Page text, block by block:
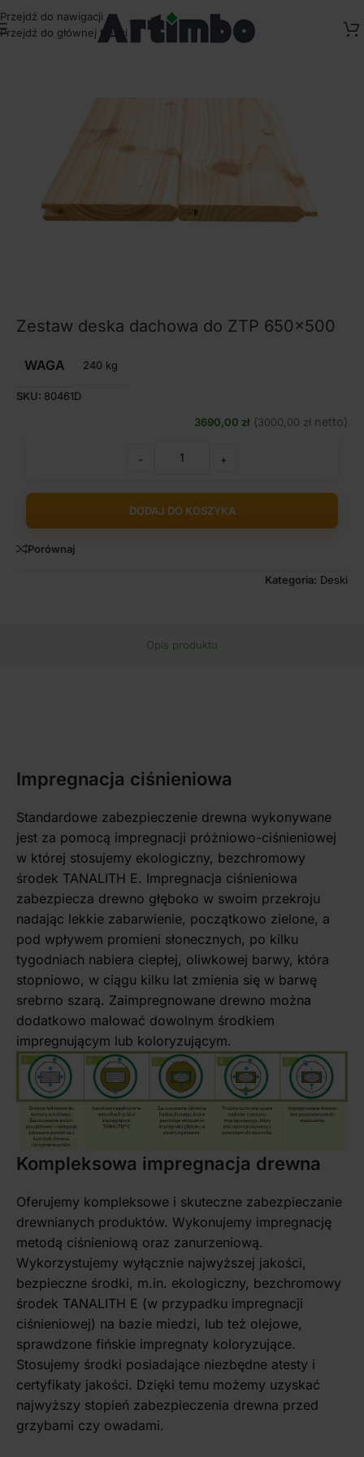
Przejdź do nawigacji
Przejdź do głównej treści
Zestaw deska dachowa do ZTP 650×500
WAGA 240 kg
SKU: 80461D
3690,00 zł (3000,00 zł netto)
- +
DODAJ DO KOSZYKA
Porównaj
Kategoria: Deski
Opis produktu
Impregnacja ciśnieniowa
Standardowe zabezpieczenie drewna wykonywane
jest za pomocą impregnacji próżniowo-ciśnieniowej
w której stosujemy ekologiczny, bezchromowy
środek TANALITH E. Impregnacja ciśnieniowa
zabezpiecza drewno głęboko w swoim przekroju
nadając lekkie zabarwienie, początkowo zielone, a
pod wpływem promieni słonecznych, po kilku
tygodniach nabiera ciepłej, oliwkowej barwy, która
stopniowo, w ciągu kilku lat zmienia się w barwę
srebrno szarą. Zaimpregnowane drewno można
dodatkowo malować dowolnym środkiem
impregnującym lub koloryzującym.
Kompleksowa impregnacja drewna
Oferujemy kompleksowe i skuteczne zabezpieczanie
drewnianych produktów. Wykonujemy impregnację
metodą ciśnieniową oraz zanurzeniową.
Wykorzystujemy wyłącznie najwyższej jakości,
bezpieczne środki, m.in. ekologiczny, bezchromowy
środek TANALITH E (w przypadku impregnacji
ciśnieniowej) na bazie miedzi, lub też olejowe,
sprawdzone fińskie impregnaty koloryzujące.
Stosujemy środki posiadające niezbędne atesty i
certyfikaty jakości. Dzięki temu możemy uzyskać
najwyższy stopień zabezpieczenia drewna przed
grzybami czy owadami.